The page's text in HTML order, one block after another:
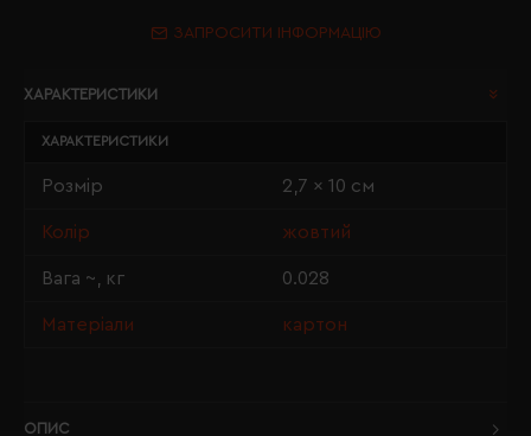
ЗАПРОСИТИ ІНФОРМАЦІЮ
ХАРАКТЕРИСТИКИ
ХАРАКТЕРИСТИКИ
Розмір 2,7 x 10 см
Колір жовтий
Вага ~, кг 0.028
Матеріали картон
ОПИС